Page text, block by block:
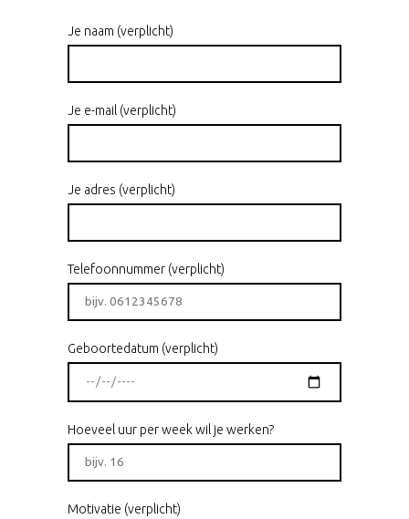
Je naam (verplicht)
Je e-mail (verplicht)
Je adres (verplicht)
Telefoonnummer (verplicht)
Geboortedatum (verplicht)
Hoeveel uur per week wil je werken?
Motivatie (verplicht)